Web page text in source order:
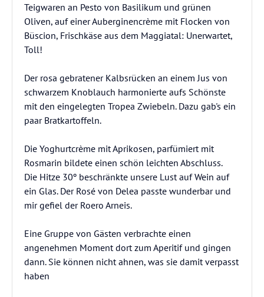
Teigwaren an Pesto von Basilikum und grünen
Oliven, auf einer Auberginencrème mit Flocken von
Büscion, Frischkäse aus dem Maggiatal: Unerwartet,
Toll!
Der rosa gebratener Kalbsrücken an einem Jus von
schwarzem Knoblauch harmonierte aufs Schönste
mit den eingelegten Tropea Zwiebeln. Dazu gab's ein
paar Bratkartoffeln.
Die Yoghurtcrème mit Aprikosen, parfümiert mit
Rosmarin bildete einen schön leichten Abschluss.
Die Hitze 30º beschränkte unsere Lust auf Wein auf
ein Glas. Der Rosé von Delea passte wunderbar und
mir gefiel der Roero Arneis.
Eine Gruppe von Gästen verbrachte einen
angenehmen Moment dort zum Aperitif und gingen
dann. Sie können nicht ahnen, was sie damit verpasst
haben